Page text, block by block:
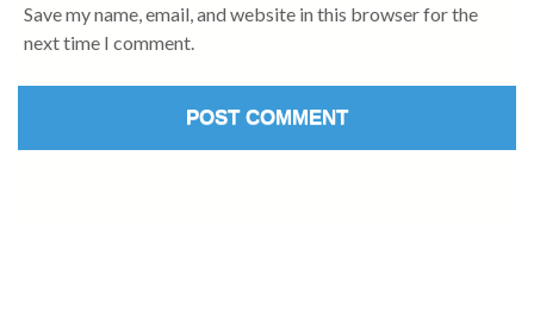
Save my name, email, and website in this browser for the
next time I comment.